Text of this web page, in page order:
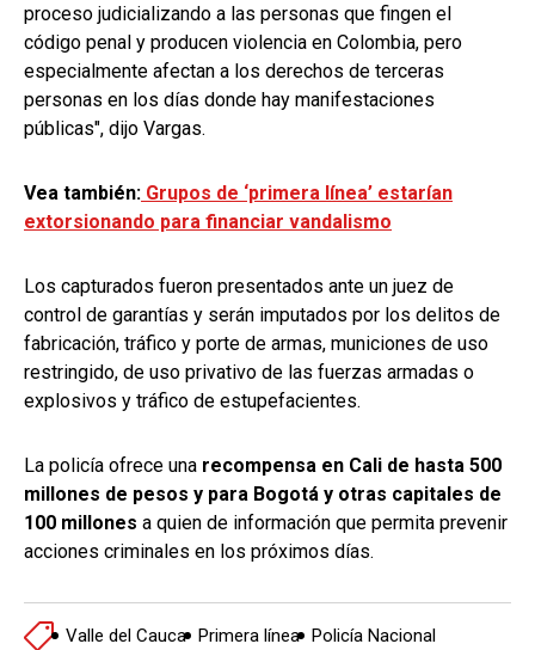
proceso judicializando a las personas que fingen el
código penal y producen violencia en Colombia, pero
especialmente afectan a los derechos de terceras
personas en los días donde hay manifestaciones
públicas", dijo Vargas.
Vea también: Grupos de ‘primera línea’ estarían
extorsionando para financiar vandalismo
Los capturados fueron presentados ante un juez de
control de garantías y serán imputados por los delitos de
fabricación, tráfico y porte de armas, municiones de uso
restringido, de uso privativo de las fuerzas armadas o
explosivos y tráfico de estupefacientes.
La policía ofrece una recompensa en Cali de hasta 500
millones de pesos y para Bogotá y otras capitales de
100 millones a quien de información que permita prevenir
acciones criminales en los próximos días.
Valle del Cauca Primera línea Policía Nacional